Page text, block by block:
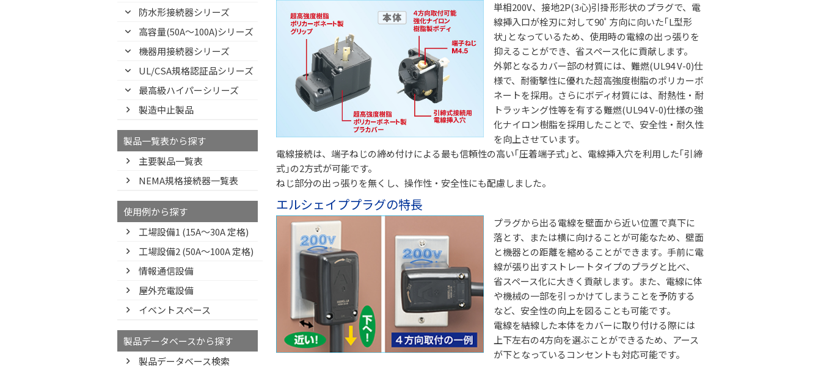
防水形接続器シリーズ
高容量(50A～100A)シリーズ
機器用接続器シリーズ
UL/CSA規格認証品シリーズ
最高級ハイパーシリーズ
製造中止製品
製品一覧表から探す
主要製品一覧表
NEMA規格接続器一覧表
使用例から探す
工場設備1 (15A〜30A 定格)
工場設備2 (50A〜100A 定格)
情報通信設備
屋外充電設備
イベントスペース
製品データベースから探す
製品データベース検索
単相200V、接地2P(3心)引掛形形状のプラグで、電
線挿入口が栓刃に対して90ﾟ方向に向いた｢L型形
状｣となっているため、使用時の電線の出っ張りを
抑えることができ、省スペース化に貢献します。
外郭となるカバー部の材質には、難燃(UL94 V-0)仕
様で、耐衝撃性に優れた超高強度樹脂のポリカーボ
ネートを採用。さらにボディ材質には、耐熱性・耐
トラッキング性等を有する難燃(UL94 V-0)仕様の強
化ナイロン樹脂を採用したことで、安全性・耐久性
を向上させています。
電線接続は、端子ねじの締め付けによる最も信頼性の高い｢圧着端子式｣と、電線挿入穴を利用した｢引締
式｣の2方式が可能です。
ねじ部分の出っ張りを無くし、操作性・安全性にも配慮しました。
エルシェイププラグの特長
プラグから出る電線を壁面から近い位置で真下に
落とす、または横に向けることが可能なため、壁面
と機器との距離を縮めることができます。手前に電
線が張り出すストレートタイプのプラグと比べ、
省スペース化に大きく貢献します。また、電線に体
や機械の一部を引っかけてしまうことを予防する
など、安全性の向上を図ることも可能です。
電線を結線した本体をカバーに取り付ける際には
上下左右の4方向を選ぶことができるため、アース
が下となっているコンセントも対応可能です。